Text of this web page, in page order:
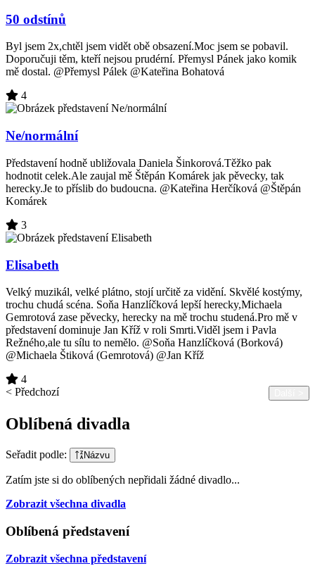
50 odstínů
Byl jsem 2x,chtěl jsem vidět obě obsazení.Moc jsem se pobavil.
Doporučuji těm, kteří nejsou prudérní. Přemysl Pánek jako komik
mě dostal. @Přemysl Pálek @Kateřina Bohatová
4
Ne/normální
Představení hodně ubližovala Daniela Šinkorová.Těžko pak
hodnotit celek.Ale zaujal mě Štěpán Komárek jak pěvecky, tak
herecky.Je to příslib do budoucna. @Kateřina Herčíková @Štěpán
Komárek
3
Elisabeth
Velký muzikál, velké plátno, stojí určitě za vidění. Skvělé kostýmy,
trochu chudá scéna. Soňa Hanzlíčková lepší herecky,Michaela
Gemrotová zase pěvecky, herecky na mě trochu studená.Pro mě v
představení dominuje Jan Kříž v roli Smrti.Viděl jsem i Pavla
Režného,ale tu sílu to nemělo. @Soňa Hanzlíčková (Borková)
@Michaela Štiková (Gemrotová) @Jan Kříž
4
< Předchozí
Oblíbená divadla
Seřadit podle: Názvu
Zatím jste si do oblíbených nepřidali žádné divadlo...
Zobrazit všechna divadla
Oblíbená představení
Zobrazit všechna představení